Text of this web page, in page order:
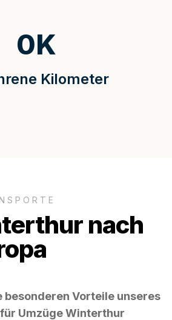
Kilometer
0K
nach
besonderen Vorteile unseres
Umzüge Winterthur